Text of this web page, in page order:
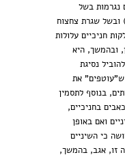
נגרמות בשל
ובשל שגרת צחצוח
חניכיים עלולות
ובהמשך, היא
נסיגת
ש"עוטפים" את
בנוסף לתסמין
בחניכיים,
ואם באופן
כי השיניים
זו, אגב, בהמשך,